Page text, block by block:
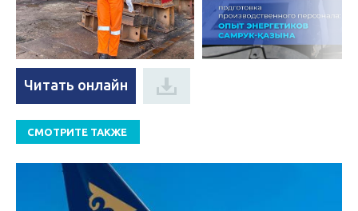
Читать онлайн
СМОТРИТЕ ТАКЖЕ